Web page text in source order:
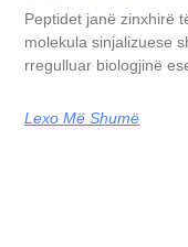
Peptidet janë zinxhirë
molekula sinjalizuese
rregulluar biologjinë
Lexo Më Shumë